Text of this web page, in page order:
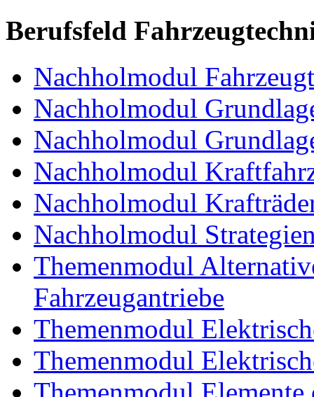
Berufsfeld
Nachholmodul
Nachholmodul
Nachholmodul
Nachholmodul
Nachholmodul
Nachholmodul
Themenmodul
Fahrzeugantriebe
Themenmodul
Themenmodul